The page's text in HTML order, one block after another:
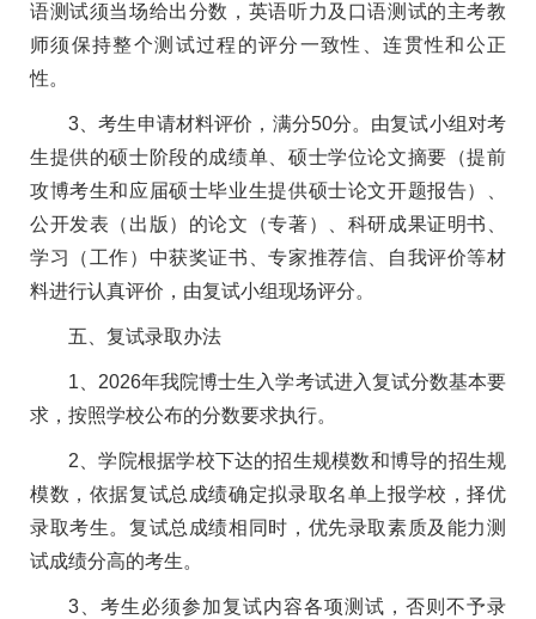
语测试须当场给出分数，英语听力及口语测试的主考教
师须保持整个测试过程的评分一致性、连贯性和公正
性。
3、考生申请材料评价，满分50分。由复试小组对考
生提供的硕士阶段的成绩单、硕士学位论文摘要（提前
攻博考生和应届硕士毕业生提供硕士论文开题报告）、
公开发表（出版）的论文（专著）、科研成果证明书、
学习（工作）中获奖证书、专家推荐信、自我评价等材
料进行认真评价，由复试小组现场评分。
五、复试录取办法
1、2026年我院博士生入学考试进入复试分数基本要
求，按照学校公布的分数要求执行。
2、学院根据学校下达的招生规模数和博导的招生规
模数，依据复试总成绩确定拟录取名单上报学校，择优
录取考生。复试总成绩相同时，优先录取素质及能力测
试成绩分高的考生。
3、考生必须参加复试内容各项测试，否则不予录